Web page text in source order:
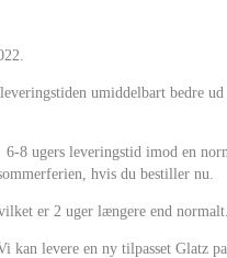
umiddelbart bedre
8 ugers leveringstid imod en
hvis du bestiller nu.
er 2 uger længere end
levere en ny tilpasset